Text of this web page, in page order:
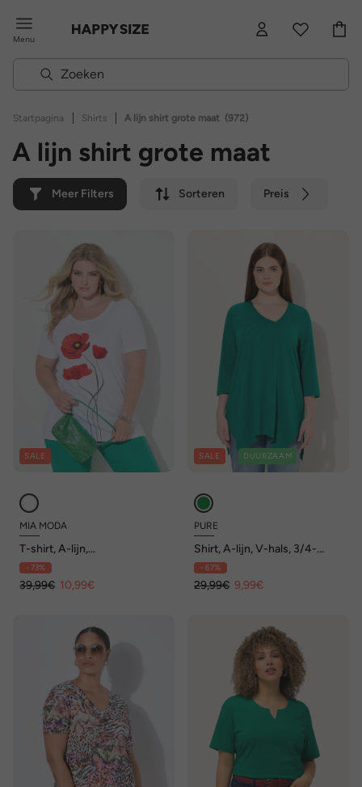
Menu
Startpagina | Shirts | A lijn shirt grote maat (972)
A lijn shirt grote maat
Meer Filters Sorteren Preis
SALE
MIA MODA
T-shirt, A-lijn,
glittersteentjes,
bloemenmotief
- 73%
39,99€ 10,99€
SALE DUURZAAM
PURE
Shirt, A-lijn, V-hals, 3/4-
mouwen, biologisch katoen
- 67%
29,99€ 9,99€